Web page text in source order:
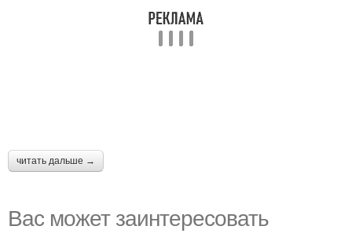
читать дальше →
Вас может заинтересовать